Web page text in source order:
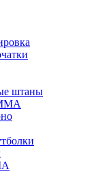
штаны
ММА